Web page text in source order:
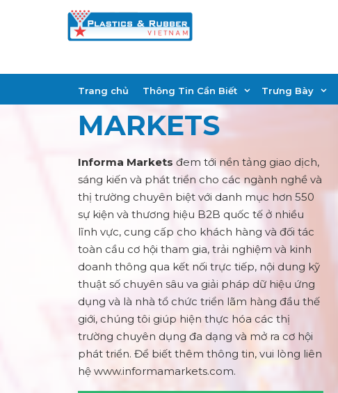
Trang chủ Thông Tin Cần Biết Trưng Bày
INFORMA
MARKETS
Informa Markets đem tới nền tảng giao dịch,
sáng kiến và phát triển cho các ngành nghề và
thị trường chuyên biệt với danh mục hơn 550
sự kiện và thương hiệu B2B quốc tế ở nhiều
lĩnh vực, cung cấp cho khách hàng và đối tác
toàn cầu cơ hội tham gia, trải nghiệm và kinh
doanh thông qua kết nối trực tiếp, nội dung kỹ
thuật số chuyên sâu va giải pháp dữ hiệu ứng
dụng và là nhà tổ chức triển lãm hàng đầu thế
giới, chúng tôi giúp hiện thực hóa các thị
trường chuyên dụng đa dạng và mở ra cơ hội
phát triển. Để biết thêm thông tin, vui lòng liên
hệ www.informamarkets.com.